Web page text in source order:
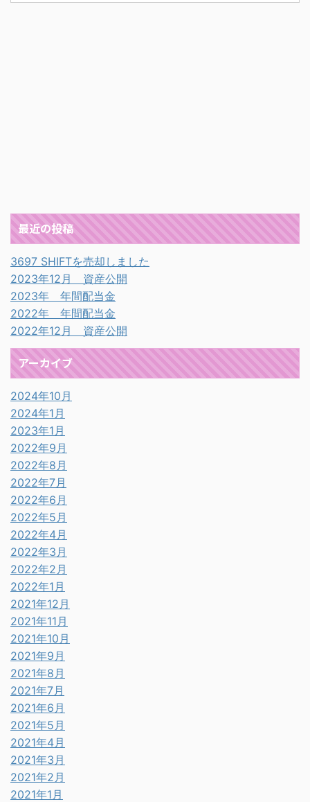
最近の投稿
3697 SHIFTを売却しました
2023年12月 資産公開
2023年 年間配当金
2022年 年間配当金
2022年12月 資産公開
アーカイブ
2024年10月
2024年1月
2023年1月
2022年9月
2022年8月
2022年7月
2022年6月
2022年5月
2022年4月
2022年3月
2022年2月
2022年1月
2021年12月
2021年11月
2021年10月
2021年9月
2021年8月
2021年7月
2021年6月
2021年5月
2021年4月
2021年3月
2021年2月
2021年1月